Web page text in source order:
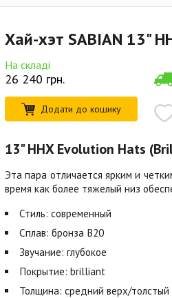
Хай-хэт SABIAN 13"
На складі
26 240 грн.
Додати до кошику
13" HHX Evolution Hats
Эта пара отличается ярким и
время как более тяжелый низ
Стиль: современный
Сплав: бронза B20
Звучание: глубокое
Покрытие: brilliant
Толщина: средний верх/толстый